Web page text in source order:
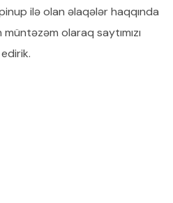
ilə olan əlaqələr haqqında
olaraq saytımızı